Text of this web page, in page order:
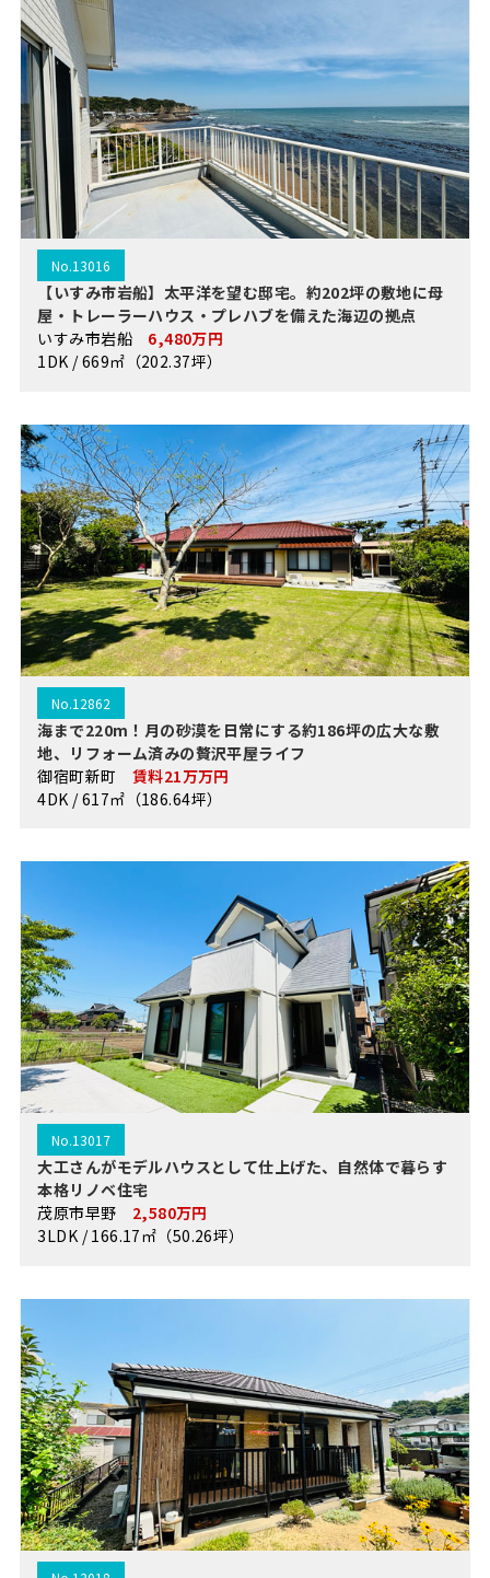
No.13016
【いすみ市岩船】太平洋を望む邸宅。約202坪の敷地に母
屋・トレーラーハウス・プレハブを備えた海辺の拠点
いすみ市岩船 6,480万円
1DK / 669㎡（202.37坪）
No.12862
海まで220m！月の砂漠を日常にする約186坪の広大な敷
地、リフォーム済みの贅沢平屋ライフ
御宿町新町 賃料21万万円
4DK / 617㎡（186.64坪）
No.13017
大工さんがモデルハウスとして仕上げた、自然体で暮らす
本格リノベ住宅
茂原市早野 2,580万円
3LDK / 166.17㎡（50.26坪）